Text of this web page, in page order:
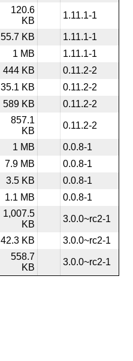
120.6
KB
1.11.1-1
55.7 KB
1.11.1-1
1 MB
1.11.1-1
444 KB
0.11.2-2
35.1 KB
0.11.2-2
589 KB 0.11.2-2
857.1
KB
0.11.2-2
1 MB
0.0.8-1
7.9 MB
0.0.8-1
3.5 KB
0.0.8-1
1.1 MB 0.0.8-1
1,007.5
KB
3.0.0~rc2-1
42.3 KB 3.0.0~rc2-1
558.7
KB
3.0.0~rc2-1